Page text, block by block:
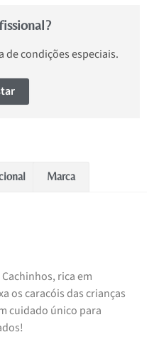
de condições especiais.
Marca
rica em
os caracóis das crianças
cuidado único para